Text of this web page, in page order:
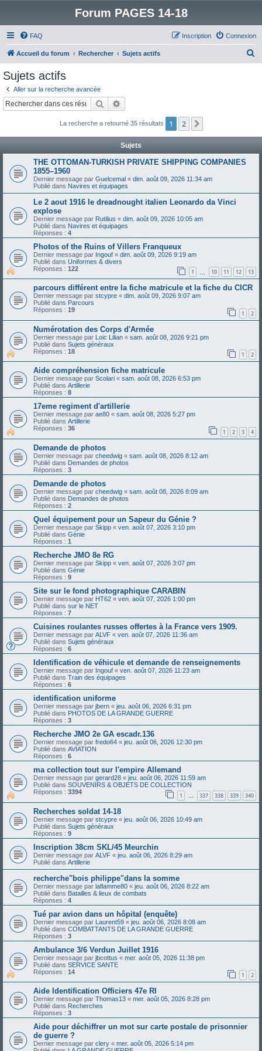
Forum PAGES 14-18
FAQ Connexion
Inscription
Accueil du forum Rechercher Sujets actifs
c
Sujets actifs
Aller sur la recherche avancée
Rechercher
La recherche a retourné 35 résultats 1 2
Sujets
THE OTTOMAN-TURKISH PRIVATE SHIPPING COMPANIES
1855–1960
Dernier message par Guelcemal « dim. août 09, 2026 11:34 am
Publié dans Navires et équipages
Le 2 aout 1916 le dreadnought italien Leonardo da Vinci
explose
Dernier message par Rutilius « dim. août 09, 2026 10:05 am
Publié dans Navires et équipages
Réponses : 4
Photos of the Ruins of Villers Franqueux
Dernier message par Ingouf « dim. août 09, 2026 9:19 am
Publié dans Uniformes & divers
Réponses : 122 1 10 11 12 13
parcours différent entre la fiche matricule et la fiche du CICR
Dernier message par stcypre « dim. août 09, 2026 9:07 am
Publié dans Parcours
Réponses : 19 1 2
Numérotation des Corps d'Armée
Dernier message par Loic Lilian « sam. août 08, 2026 9:21 pm
Publié dans Sujets généraux
Réponses : 18 1 2
Aide compréhension fiche matricule
Dernier message par Scolari « sam. août 08, 2026 6:53 pm
Publié dans Artillerie
Réponses : 8
17eme regiment d'artillerie
Dernier message par ae80 « sam. août 08, 2026 5:27 pm
Publié dans Artillerie
Réponses : 36 1 2 3 4
Demande de photos
Dernier message par cheedwig « sam. août 08, 2026 8:12 am
Publié dans Demandes de photos
Réponses : 3
Demande de photos
Dernier message par cheedwig « sam. août 08, 2026 8:09 am
Publié dans Demandes de photos
Réponses : 2
Quel équipement pour un Sapeur du Génie ?
Dernier message par Skipp « ven. août 07, 2026 3:10 pm
Publié dans Génie
Réponses : 1
Recherche JMO 8e RG
Dernier message par Skipp « ven. août 07, 2026 3:07 pm
Publié dans Génie
Réponses : 9
Site sur le fond photographique CARABIN
Dernier message par HT62 « ven. août 07, 2026 1:00 pm
Publié dans sur le NET
Réponses : 7
Cuisines roulantes russes offertes à la France vers 1909.
Dernier message par ALVF « ven. août 07, 2026 11:36 am
Publié dans Sujets généraux
Réponses : 6
Identification de véhicule et demande de renseignements
Dernier message par Ingouf « ven. août 07, 2026 11:23 am
Publié dans Train des équipages
Réponses : 6
identification uniforme
Dernier message par jbern « jeu. août 06, 2026 6:31 pm
Publié dans PHOTOS DE LA GRANDE GUERRE
Réponses : 3
Recherche JMO 2e GA escadr.136
Dernier message par fredo64 « jeu. août 06, 2026 12:30 pm
Publié dans AVIATION
Réponses : 6
ma collection tout sur l'empire Allemand
Dernier message par gerard28 « jeu. août 06, 2026 11:59 am
Publié dans SOUVENIRS & OBJETS DE COLLECTION
Réponses : 3394 1 … 337 338 339 340
Recherches soldat 14-18
Dernier message par stcypre « jeu. août 06, 2026 10:49 am
Publié dans Sujets généraux
Réponses : 9
Inscription 38cm SKL/45 Meurchin
Dernier message par ALVF « jeu. août 06, 2026 8:29 am
Publié dans Artillerie
recherche"bois philippe"dans la somme
Dernier message par laflamme80 « jeu. août 06, 2026 8:22 am
Publié dans Batailles & lieux de combats
Réponses : 4
Tué par avion dans un hôpital (enquête)
Dernier message par Laurent59 « jeu. août 06, 2026 8:08 am
Publié dans COMBATTANTS DE LA GRANDE GUERRE
Réponses : 3
Ambulance 3/6 Verdun Juillet 1916
Dernier message par jbcottus « mer. août 05, 2026 11:38 pm
Publié dans SERVICE SANTE
Réponses : 14 1 2
Aide Identification Officiers 47e RI
Dernier message par Thomas13 « mer. août 05, 2026 8:28 pm
Publié dans Recherches
Réponses : 3
Aide pour déchiffrer un mot sur carte postale de prisonnier
de guerre ?
Dernier message par clery « mer. août 05, 2026 5:14 pm